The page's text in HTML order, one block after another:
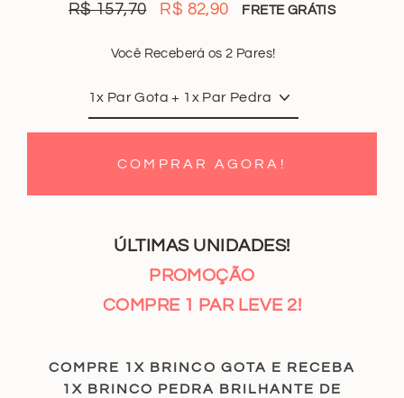
Preço
R$ 157,70
Preço
R$ 82,90 FRETE GRÁTIS
Você Receberá os 2 Pares!
COMPRAR AGORA!
ÚLTIMAS UNIDADES!
PROMOÇÃO
COMPRE 1 PAR LEVE 2!
COMPRE 1X BRINCO GOTA E RECEBA
1X BRINCO PEDRA BRILHANTE DE